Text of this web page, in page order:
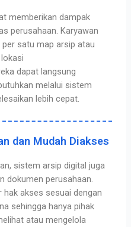
memberikan dampak
perusahaan. Karyawan
satu map arsip atau
dapat langsung
melalui sistem
lebih cepat.
dan Mudah Diakses
sistem arsip digital juga
dokumen perusahaan.
akses sesuai dengan
sehingga hanya pihak
atau mengelola